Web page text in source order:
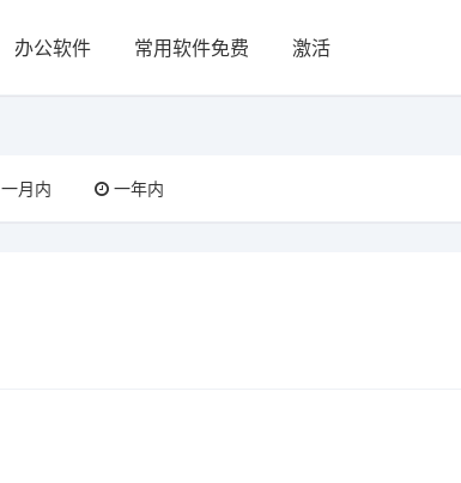
办公软件 常用软件免费 激活
一月内 一年内